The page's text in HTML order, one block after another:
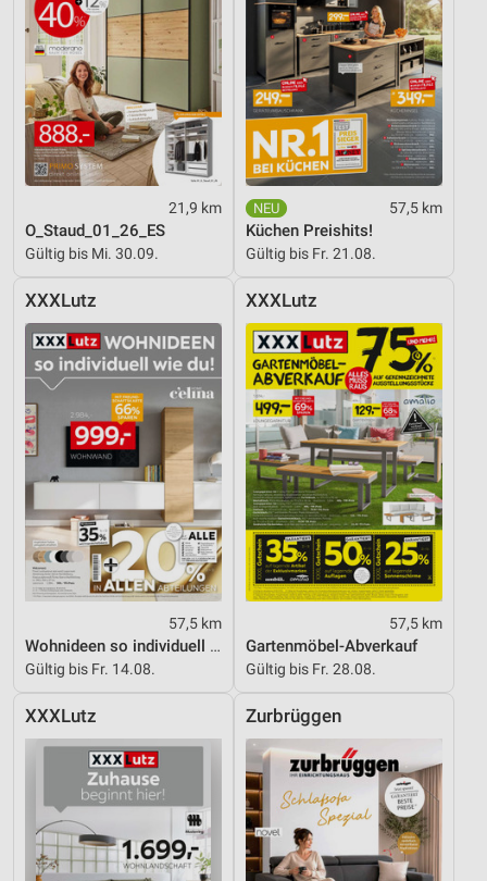
21,9 km
O_Staud_01_26_ES
Gültig bis Mi. 30.09.
57,5 km
Küchen Preishits!
Gültig bis Fr. 21.08.
XXXLutz
57,5 km
Wohnideen so individuell wie du!
Gültig bis Fr. 14.08.
XXXLutz
57,5 km
Gartenmöbel-Abverkauf
Gültig bis Fr. 28.08.
XXXLutz Zurbrüggen
Nicht-IAB-Verarbeitungszwecke:
Notwendig
Performance
Funktional
Werbung